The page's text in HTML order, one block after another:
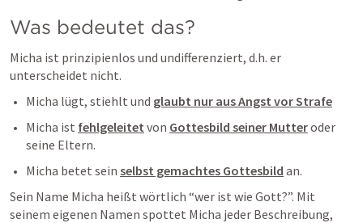
Was bedeutet das?
Micha ist prinzipienlos und undifferenziert, d.h. er
unterscheidet nicht.
Micha lügt, stiehlt und glaubt nur aus Angst vor Strafe
Micha ist fehlgeleitet von Gottesbild seiner Mutter oder
seine Eltern.
Micha betet sein selbst gemachtes Gottesbild an.
Sein Name Micha heißt wörtlich “wer ist wie Gott?”. Mit
seinem eigenen Namen spottet Micha jeder Beschreibung,